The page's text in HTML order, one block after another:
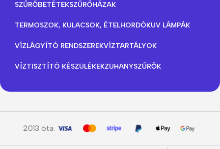
SZŰRŐBETÉTEKSZŰRŐHÁZAK
TERMOSZOK, KULACSOK, ÉTELHORDÓKUV LÁMPÁK
VÍZLÁGYÍTÓ RENDSZEREKVÍZTARTÁLYOK
VÍZTISZTÍTÓ KÉSZÜLÉKEKZUHANYSZŰRŐK
2013 óta.